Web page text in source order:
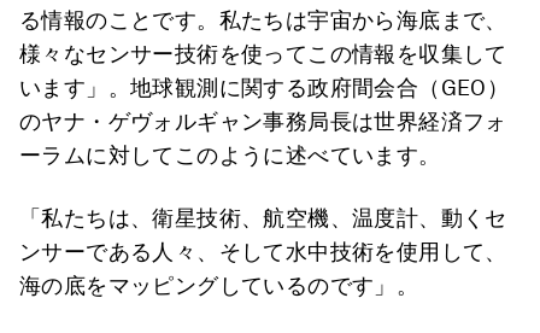
る情報のことです。私たちは宇宙から海底まで、
様々なセンサー技術を使ってこの情報を収集して
います」。地球観測に関する政府間会合（GEO）
のヤナ・ゲヴォルギャン事務局長は世界経済フォ
ーラムに対してこのように述べています。
「私たちは、衛星技術、航空機、温度計、動くセ
ンサーである人々、そして水中技術を使用して、
海の底をマッピングしているのです」。